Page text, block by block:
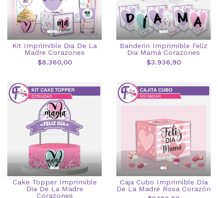
Kit Imprimible Dia De La
Madre Corazones
$8.360,00
Banderin Imprimible Feliz
Dia Mamá Corazones
$3.936,90
Cake Topper Imprimible
Dia De La Madre
Corazones
Caja Cubo Imprimible Día
De La Madre Rosa Corazón